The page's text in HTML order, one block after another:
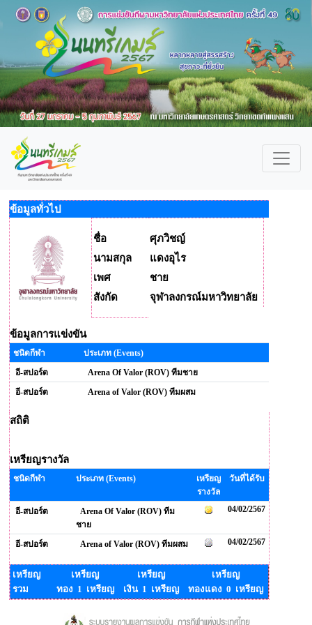
ข้อมูลทั่วไป
ชื่อ
ศุภวิชญ์
นามสกุล
แดงอุไร
เพศ
ชาย
สังกัด
จุฬาลงกรณ์มหาวิทยาลัย
ข้อมูลการแข่งขัน
ชนิดกีฬา
ประเภท (Events)
อี-สปอร์ต
Arena Of Valor (ROV) ทีมชาย
อี-สปอร์ต
Arena of Valor (ROV) ทีมผสม
สถิติ
เหรียญรางวัล
ชนิดกีฬา ประเภท (Events)
เหรียญ
รางวัล
วันที่ได้รับ
อี-สปอร์ต
Arena Of Valor (ROV) ทีม
ชาย
04/02/2567
อี-สปอร์ต Arena of Valor (ROV) ทีมผสม 04/02/2567
เหรียญ
รวม
เหรียญ
ทอง 1 เหรียญ
เหรียญ
เงิน 1 เหรียญ
เหรียญ
ทองแดง 0 เหรียญ